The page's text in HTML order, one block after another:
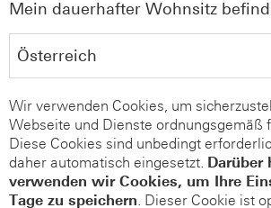
Mein dauerhafter Wohnsitz
Wir verwenden Cookies, um
Webseite und Dienste ordnungsgemäß
Diese Cookies sind unbedingt
daher automatisch eingesetzt. Darüber
verwenden wir Cookies, um Ihre
Tage zu speichern. Dieser Cookie ist